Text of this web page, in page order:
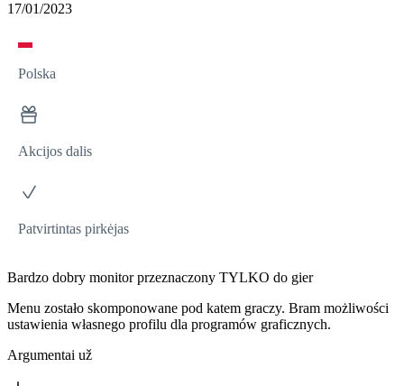
17/01/2023
Polska
Akcijos dalis
Patvirtintas pirkėjas
Bardzo dobry monitor przeznaczony TYLKO do gier
Menu zostało skomponowane pod katem graczy. Bram możliwości
ustawienia własnego profilu dla programów graficznych.
Argumentai už